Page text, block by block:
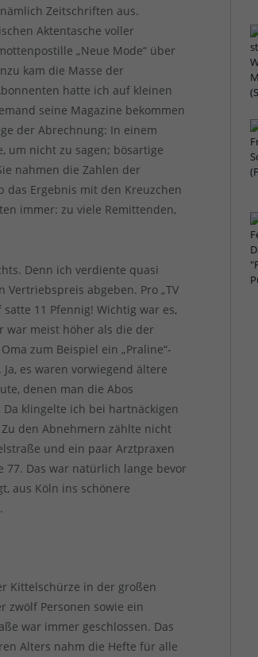
Zeitschriften aus.
Aktentasche voller
„Neue Mode“ über
kam die Masse der
hatte ich auf kleinen
seine Magazine bekommen
der Abrechnung: In einem
um nicht zu sagen; bösartige
nahmen die Zahlen der
das Ergebnis mit den Kreuzchen
immer: zu viele Remittenden,
Denn ich verdiente quasi
abgeben. Pro „TV
11 Pfennig! Wichtig war es,
war meist höher als die der
zum Beispiel ein „Praline“-
es waren vorwiegend ältere
denen man die Abos
klingelte ich bei hartnäckigen
den Abnehmern zählte nicht
und ein paar Arztpraxen
77. Das war natürlich lange bevor
aus Köln ins schönere
Kittelschürze in der großen
zwölf Personen sowie ein
war immer geschlossen. Das
Alters nahm die Hefte für alle